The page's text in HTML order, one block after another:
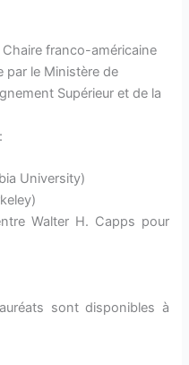
franco-américaine
par le Ministère de
Supérieur et de la
University)
Walter H. Capps pour
sont disponibles à